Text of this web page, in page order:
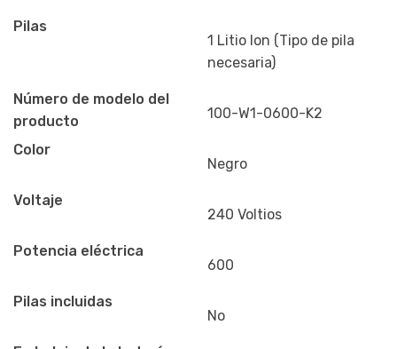
Pilas
1 Litio Ion (Tipo de pila
necesaria)
Número de modelo del
producto
100-W1-0600-K2
Color
Negro
Voltaje
240 Voltios
Potencia eléctrica
600
Pilas incluidas
No